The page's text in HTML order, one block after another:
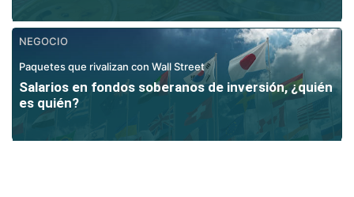
NEGOCIO
Paquetes que rivalizan con Wall Street
Salarios en fondos soberanos de inversión, ¿quién
es quién?